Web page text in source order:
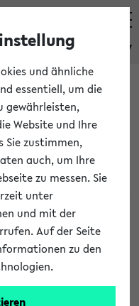
eKVV
an jetzt
der nächsten 2
werden nur Termine,
und ähnliche
essentiell, um die
gewährleisten,
Website und Ihre
Sie zustimmen,
auch, um Ihre
zu messen. Sie
unter
und mit der
Auf der Seite
zu den